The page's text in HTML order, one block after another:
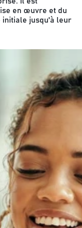
en œuvre et du
initiale jusqu'à leur